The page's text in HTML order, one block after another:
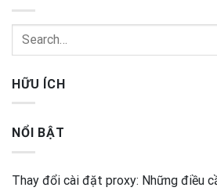
HỮU ÍCH
NỔI BẬT
Thay đổi cài đặt proxy: Những điều